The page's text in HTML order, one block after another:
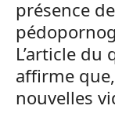
présence
L’article
affirme
nouvelles